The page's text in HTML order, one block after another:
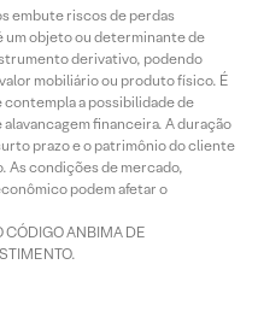
embute riscos de perdas
objeto ou determinante de
derivativo, podendo
mobiliário ou produto físico. É
a possibilidade de
financeira. A duração
prazo e o patrimônio do cliente
As condições de mercado,
podem afetar o
CÓDIGO ANBIMA DE